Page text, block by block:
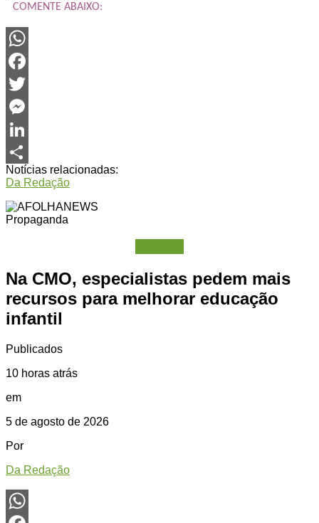
COMENTE ABAIXO:
WhatsApp
Facebook
Twitter
Messenger
LinkedIn
Share
Notícias relacionadas:
Da Redação
Propaganda
Na CMO, especialistas pedem mais
recursos para melhorar educação
infantil
Publicados
10 horas atrás
em
5 de agosto de 2026
Por
Da Redação